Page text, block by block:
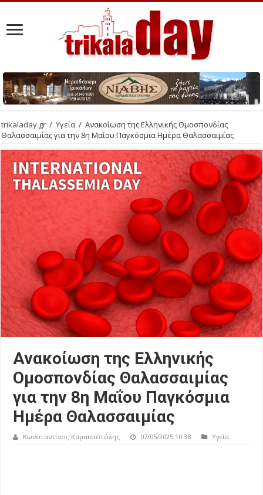
trikaladay.gr / Υγεία / Ανακοίωση της Ελληνικής Ομοσπονδίας
Θαλασσαιμίας για την 8η Μαΐου Παγκόσμια Ημέρα Θαλασσαιμίας
Ανακοίωση της Ελληνικής
Ομοσπονδίας Θαλασσαιμίας
για την 8η Μαΐου Παγκόσμια
Ημέρα Θαλασσαιμίας
Κωνσταντίνος Καραποστόλης 07/05/2025 10:38 Υγεία